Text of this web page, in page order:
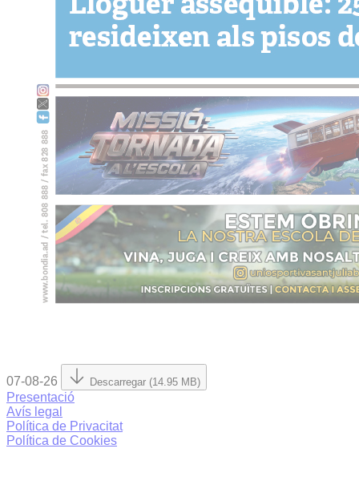
07-08-26 Descarregar (14.95 MB)
Presentació
Avís legal
Política de Privacitat
Política de Cookies